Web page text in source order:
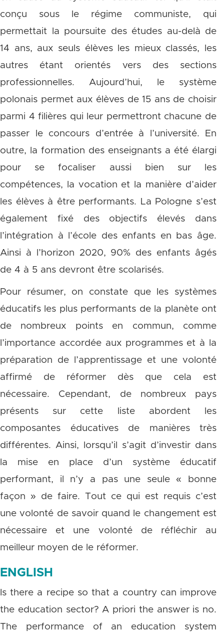
conçu sous le régime communiste, qui
permettait la poursuite des études au-delà de
14 ans, aux seuls élèves les mieux classés, les
autres étant orientés vers des sections
professionnelles. Aujourd’hui, le système
polonais permet aux élèves de 15 ans de choisir
parmi 4 filières qui leur permettront chacune de
passer le concours d’entrée à l’université. En
outre, la formation des enseignants a été élargi
pour se focaliser aussi bien sur les
compétences, la vocation et la manière d’aider
les élèves à être performants. La Pologne s’est
également fixé des objectifs élevés dans
l’intégration à l’école des enfants en bas âge.
Ainsi à l’horizon 2020, 90% des enfants âgés
de 4 à 5 ans devront être scolarisés.
Pour résumer, on constate que les systèmes
éducatifs les plus performants de la planète ont
de nombreux points en commun, comme
l’importance accordée aux programmes et à la
préparation de l’apprentissage et une volonté
affirmé de réformer dès que cela est
nécessaire. Cependant, de nombreux pays
présents sur cette liste abordent les
composantes éducatives de manières très
différentes. Ainsi, lorsqu’il s’agit d’investir dans
la mise en place d’un système éducatif
performant, il n’y a pas une seule « bonne
façon » de faire. Tout ce qui est requis c’est
une volonté de savoir quand le changement est
nécessaire et une volonté de réfléchir au
meilleur moyen de le réformer.
ENGLISH
Is there a recipe so that a country can improve
the education sector? A priori the answer is no.
The performance of an education system